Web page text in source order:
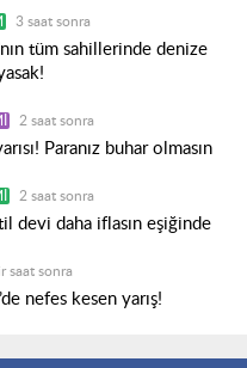
3 saat sonra
tüm sahillerinde denize
2 saat sonra
Paranız buhar olmasın
2 saat sonra
devi daha iflasın eşiğinde
saat sonra
nefes kesen yarış!